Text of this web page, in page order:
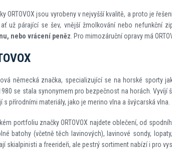
ORTOVOX jsou vyrobeny v nejvyšší kvalitě, a proto je
ať už párající se šev, vnější žmolkování nebo nefunkční
nebo vrácení peněz . Pro mimozáruční opravy má
německá značka, specializující se na horské sporty
se stala synonymem pro bezpečnost na horách.
s přírodními materiály, jako je merino vlna a švýcarská vlna.
portfoliu značky ORTOVOX najdete oblečení, od
batohy (včetně těch lavinových), lavinové sondy,
skialpinisti a freerideři, ale pestrý sortiment nabízí i pro